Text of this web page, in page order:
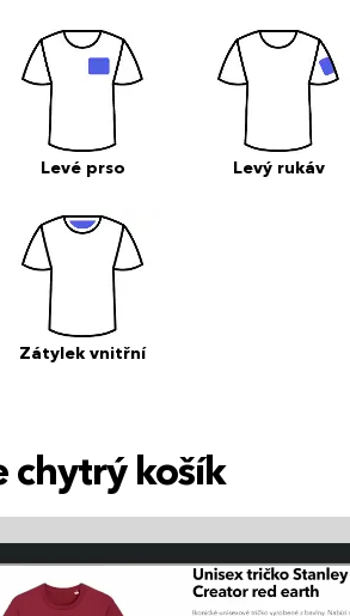
Levé prso Levý rukáv
Zátylek vnitřní
chytrý košík